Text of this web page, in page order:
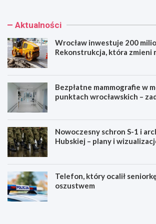
Aktualności
Wrocław inwestuje 200
Rekonstrukcja, która zmieni
Bezpłatne mammografie w
punktach wrocławskich –
Nowoczesny schron S-1 i
Hubskiej – plany i
Telefon, który ocalił
oszustwem
W
B